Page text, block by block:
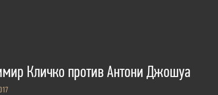
Кличко против Антони Джошуа